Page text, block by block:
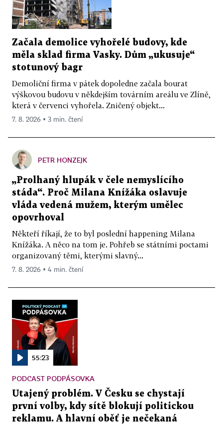
Začala demolice vyhořelé budovy, kde
měla sklad firma Vasky. Dům „ukusuje“
stotunový bagr
Demoliční firma v pátek dopoledne začala bourat
výškovou budovu v někdejším továrním areálu ve Zlíně,
která v červenci vyhořela. Zničený objekt...
7. 8. 2026 ▪ 3 min. čtení
PETR HONZEJK
„Prolhaný hlupák v čele nemyslícího
stáda“. Proč Milana Knížáka oslavuje
vláda vedená mužem, kterým umělec
opovrhoval
Někteří říkají, že to byl poslední happening Milana
Knížáka. A něco na tom je. Pohřeb se státními poctami
organizovaný těmi, kterými slavný...
7. 8. 2026 ▪ 4 min. čtení
55:23
PODCAST PODPÁSOVKA
Utajený problém. V Česku se chystají
první volby, kdy sítě blokují politickou
reklamu. A hlavní oběť je nečekaná